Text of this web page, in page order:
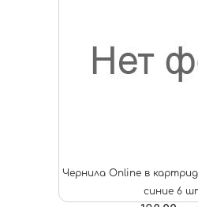
Чернила Online в
синие 6